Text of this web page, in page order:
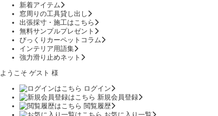
新着アイテム
窓周りの工具貸し出し
出張採寸・施工はこちら
無料サンプルプレゼント
びっくりカーペットコラム
インテリア用語集
強力滑り止めネット
ようこそ ゲスト 様
ログイン
新規会員登録
閲覧履歴
お気に入り一覧